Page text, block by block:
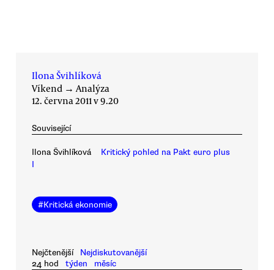
Ilona Švihlíková
Víkend →Analýza
12. června 2011 v 9.20
Související
Ilona Švihlíková
Kritický pohled na Pakt euro plus
I
#Kritická ekonomie
Nejčtenější
Nejdiskutovanější
24 hod
týden měsíc